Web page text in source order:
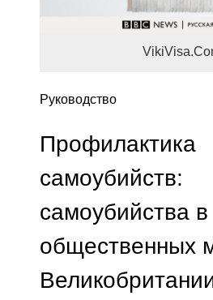
Руководство
Профилактика
самоубийств:
самоубийства в
общественных